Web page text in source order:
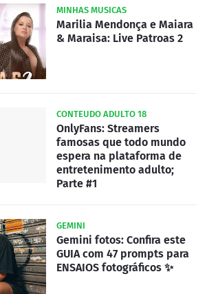
MINHAS MUSICAS
Marilia Mendonça e Maiara
& Maraisa: Live Patroas 2
CONTEUDO ADULTO 18
OnlyFans: Streamers
famosas que todo mundo
espera na plataforma de
entretenimento adulto;
Parte #1
GEMINI
Gemini fotos: Confira este
GUIA com 47 prompts para
ENSAIOS fotográficos ✨